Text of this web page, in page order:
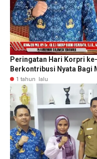
Peringatan Hari Korpri
Berkontribusi Nyata Bagi
1 tahun lalu